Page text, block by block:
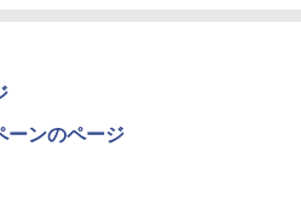
カバー PS5周辺機器 透明 アクリ
ソフト TPU 半透明保護ケース 傷
」通常版【Blu-ray】(アクリルコ
ンドープリペイド番号 9000円|オ
品】DualSense ワイヤレスコン
品】Xbox 充電式バッテリー + US
「鬼滅の刃」無限城編 第一章 猗
来 通常版 [DVD]
ーンのページ